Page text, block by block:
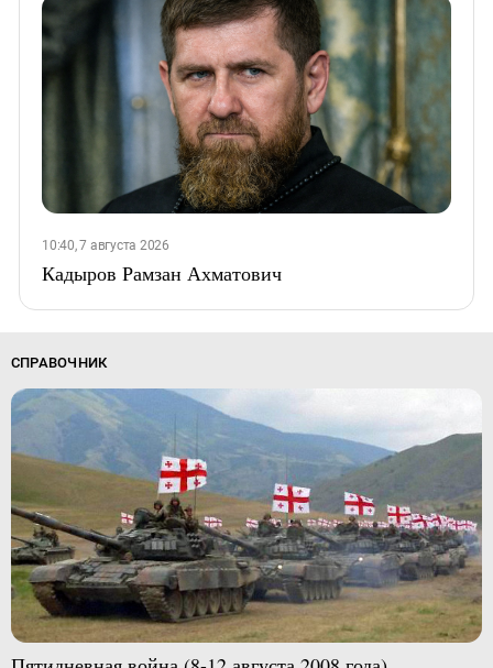
10:40, 7 августа 2026
Кадыров Рамзан Ахматович
СПРАВОЧНИК